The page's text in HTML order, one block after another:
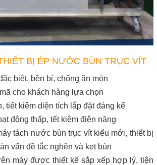
BỊ ÉP NƯỚC BÙN TRỤC VÍT
biệt, bền bỉ, chống ăn mòn
cho khách hàng lựa chọn
tiết kiệm diện tích lắp đặt đáng kể
động thấp, tết kiệm điện năng
tách nước bùn trục vít kiểu mới, thiết bị
vấn đề tắc nghẽn và kẹt bùn
máy được thiết kế sắp xếp hợp lý, tiện